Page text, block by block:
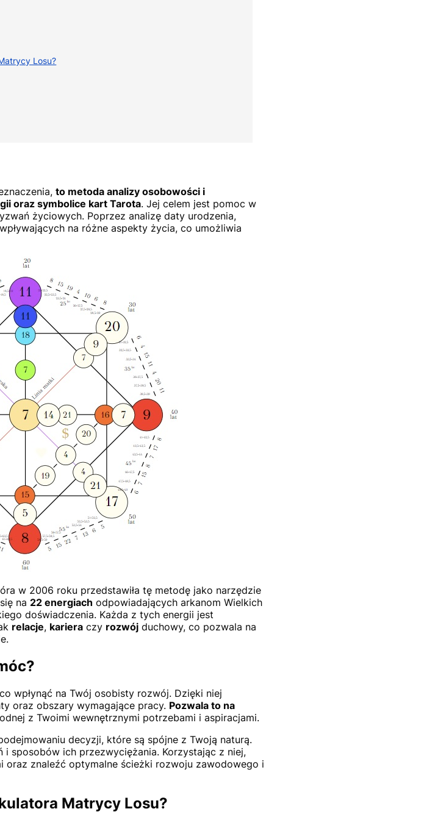
Losu?
to metoda analizy osobowości i
oraz symbolice kart Tarota. Jej celem jest pomoc w
życiowych. Poprzez analizę daty urodzenia,
na różne aspekty życia, co umożliwia
w 2006 roku przedstawiła tę metodę jako narzędzie
na22 energiach odpowiadających arkanom Wielkich
doświadczenia. Każda z tych energii jest
relacje, kariera czy rozwój duchowy, co pozwala na
wpłynąć na Twój osobisty rozwój. Dzięki niej
oraz obszary wymagające pracy. Pozwala to na
z Twoimi wewnętrznymi potrzebami i aspiracjami.
decyzji, które są spójne z Twoją naturą.
sposobów ich przezwyciężania. Korzystając z niej,
oraz znaleźć optymalne ścieżki rozwoju zawodowego i
Matrycy Losu?